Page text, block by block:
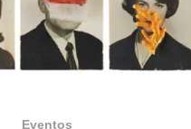
Eventos